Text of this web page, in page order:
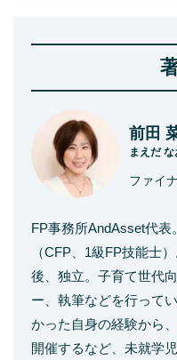
前田
まえだ な
ファイ
FP事務所AndAsset代
（CFP、1級FP技能士
後、独立。子育て世代
ー、執筆などを行って
かった自身の経験から
開催するなど、未就学